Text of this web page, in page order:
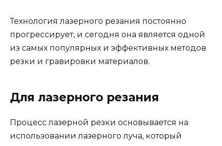
Технология лазерного резания постоянно
прогрессирует, и сегодня она является одной
из самых популярных и эффективных методов
резки и гравировки материалов.
Для лазерного резания
Процесс лазерной резки основывается на
использовании лазерного луча, который